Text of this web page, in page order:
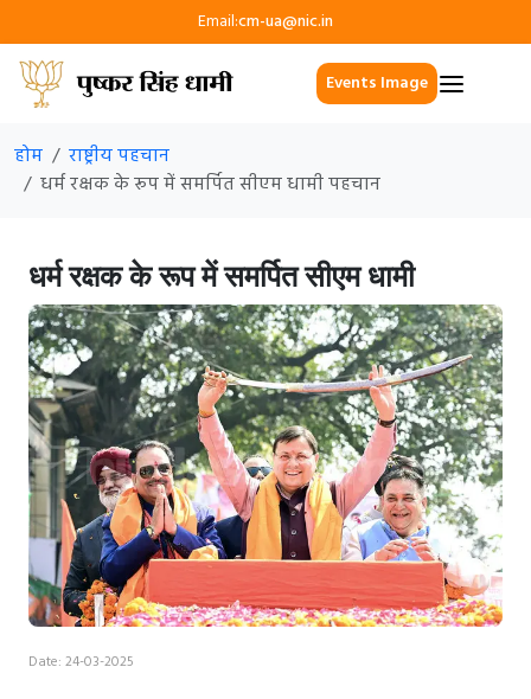
Email:cm-ua@nic.in
Events Image
होम
राष्ट्रीय पहचान
धर्म रक्षक के रूप में समर्पित सीएम धामी पहचान
धर्म रक्षक के रूप में समर्पित सीएम धामी
Date: 24-03-2025